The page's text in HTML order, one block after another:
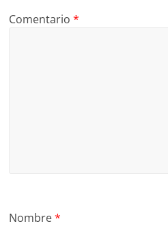
Comentario*
Nombre*